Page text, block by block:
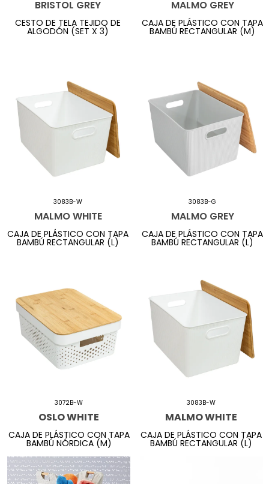
BRISTOL GREY
CESTO DE TELA TEJIDO DE
ALGODÓN (SET X 3)
MALMO GREY
CAJA DE PLÁSTICO CON TAPA
BAMBÚ RECTANGULAR (M)
3083B-W
MALMO WHITE
CAJA DE PLÁSTICO CON TAPA
BAMBÚ RECTANGULAR (L)
3083B-G
MALMO GREY
CAJA DE PLÁSTICO CON TAPA
BAMBÚ RECTANGULAR (L)
3072B-W
OSLO WHITE
CAJA DE PLÁSTICO CON TAPA
BAMBÚ NÓRDICA (M)
3083B-W
MALMO WHITE
CAJA DE PLÁSTICO CON TAPA
BAMBÚ RECTANGULAR (L)